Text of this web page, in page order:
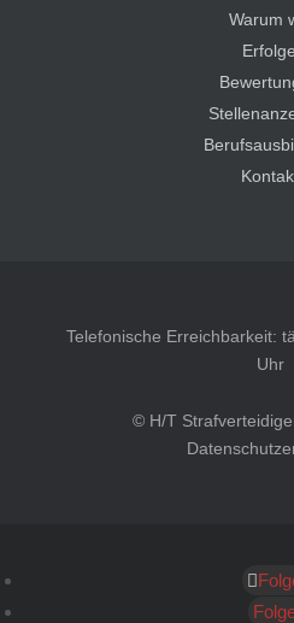
Warum
Erfolge
Telefonische Erreichbarkeit:
Uhr
© H/T